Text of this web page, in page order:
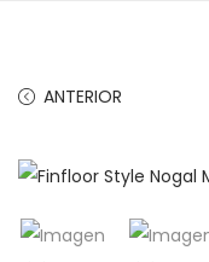
ANTERIOR